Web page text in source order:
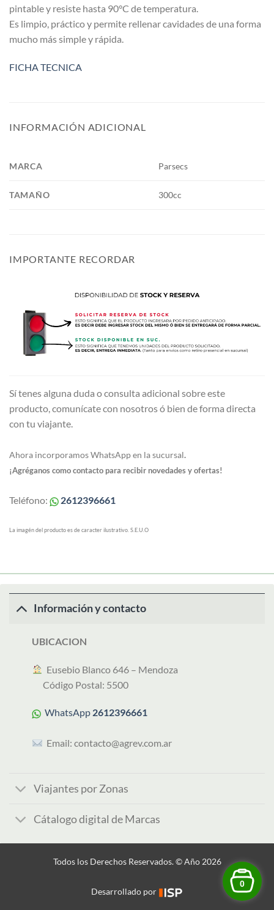
pintable y resiste hasta 90°C de temperatura.
Es limpio, práctico y permite rellenar cavidades de una forma
mucho más simple y rápida.
FICHA TECNICA
INFORMACIÓN ADICIONAL
MARCA Parsecs
TAMAÑO 300cc
IMPORTANTE RECORDAR
Sí tenes alguna duda o consulta adicional sobre este
producto, comunícate con nosotros ó bien de forma directa
con tu viajante.
Ahora incorporamos WhatsApp en la sucursal.
¡Agréganos como contacto para recibir novedades y ofertas!
Teléfono: 2612396661
La imagén del producto es de caracter ilustrativo. S.E.U.O
Información y contacto
UBICACION
︎ Eusebio Blanco 646 – Mendoza
Código Postal: 5500
WhatsApp 2612396661
Email:contacto@agrev.com.ar
Viajantes por Zonas
Cátalogo digital de Marcas
Todos los Derechos Reservados. © Año 2026
Desarrollado por
0